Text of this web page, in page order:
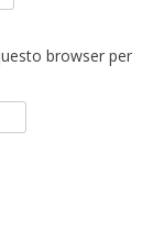
browser per